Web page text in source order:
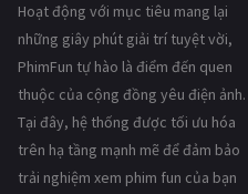
Hoạt động với mục tiêu mang lại
những giây phút giải trí tuyệt vời,
PhimFun tự hào là điểm đến quen
thuộc của cộng đồng yêu điện ảnh.
Tại đây, hệ thống được tối ưu hóa
trên hạ tầng mạnh mẽ để đảm bảo
trải nghiệm xem phim fun của bạn